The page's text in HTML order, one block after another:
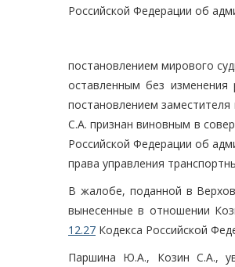
Российской Федерации об
постановлением мирового
оставленным без
постановлением
С.А. признан виновным в
Российской Федерации об
права управления
В жалобе, поданной в
вынесенные в отношении
12.27 Кодекса Российской
Паршина Ю.А., Козин С.А.,